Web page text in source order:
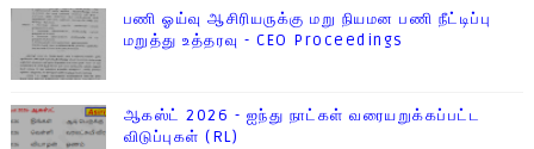
பணி ஓய்வு ஆசிரியருக்கு மறு நியமன பணி நீட்டிப்பு
மறுத்து உத்தரவு - CEO Proceedings
ஆகஸ்ட் 2026 - ஐந்து நாட்கள் வரையறுக்கப்பட்ட
விடுப்புகள் (RL)